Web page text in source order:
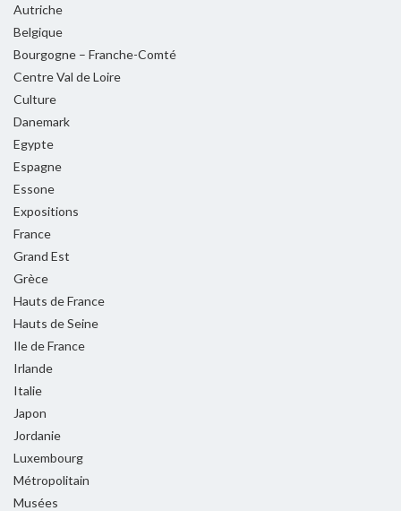
Autriche
Belgique
Bourgogne – Franche-Comté
Centre Val de Loire
Culture
Danemark
Egypte
Espagne
Essone
Expositions
France
Grand Est
Grèce
Hauts de France
Hauts de Seine
Ile de France
Irlande
Italie
Japon
Jordanie
Luxembourg
Métropolitain
Musées